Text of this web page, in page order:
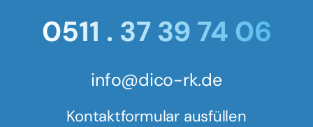
0511 . 37 39 74 06
info@dico-rk.de
Kontaktformular ausfüllen